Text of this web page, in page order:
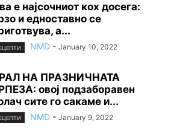
е најсочниот кох досега:
и едноставно се
а...
NMD - January 10, 2022
НА ПРАЗНИЧНАТА
овој подзаборавен
сите го сакаме и...
NMD - January 9, 2022